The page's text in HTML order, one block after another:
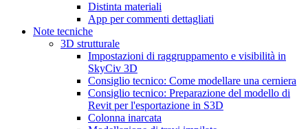
Distinta materiali
App per commenti dettagliati
Note tecniche
3D strutturale
Impostazioni di raggruppamento e visibilità in
SkyCiv 3D
Consiglio tecnico: Come modellare una cerniera
Consiglio tecnico: Preparazione del modello di
Revit per l'esportazione in S3D
Colonna inarcata